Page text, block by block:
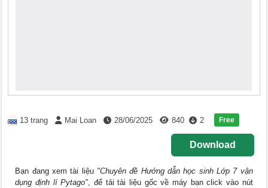
13 trang Mai Loan 28/06/2025 840 2 Free
Download
Bạn đang xem tài liệu "Chuyên đề Hướng dẫn học sinh Lớp 7 vận
dụng định lí Pytago", để tải tài liệu gốc về máy bạn click vào nút